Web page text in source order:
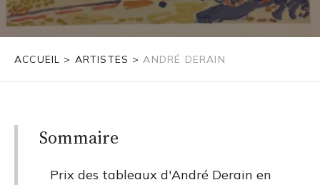
ACCUEIL > ARTISTES > ANDRÉ DERAIN
Sommaire
Prix des tableaux d'André Derain en